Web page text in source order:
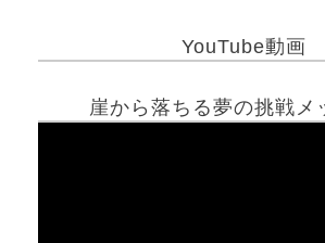
YouTube動画
崖から落ちる夢の挑戦メ